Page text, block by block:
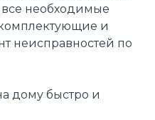
все необходимые
и
неисправностей по
дому быстро и